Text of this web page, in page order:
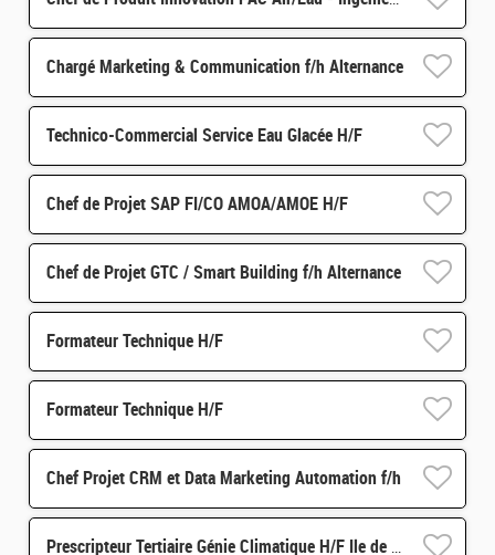
Chargé Marketing & Communication f/h Alternance
Technico-Commercial Service Eau Glacée H/F
Chef de Projet SAP FI/CO AMOA/AMOE H/F
Chef de Projet GTC / Smart Building f/h Alternance
Formateur Technique H/F
Formateur Technique H/F
Chef Projet CRM et Data Marketing Automation f/h
Prescripteur Tertiaire Génie Climatique H/F Ile de France